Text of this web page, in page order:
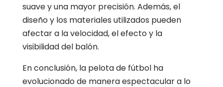
suave y una mayor precisión. Además, el
diseño y los materiales utilizados pueden
afectar a la velocidad, el efecto y la
visibilidad del balón.
En conclusión, la pelota de fútbol ha
evolucionado de manera espectacular a lo